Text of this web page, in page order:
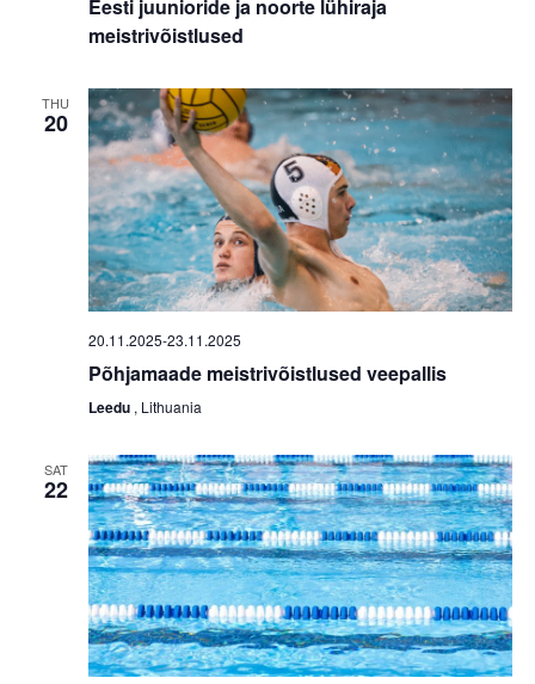
a
n
d
V
i
e
s
a
v
i
g
a
t
v
i
g
a
t
i
o
Eesti juunioride ja noorte lühiraja
meistrivõistlused
THU
20
20.11.2025-23.11.2025
Põhjamaade meistrivõistlused veepallis
Leedu , Lithuania
SAT
22